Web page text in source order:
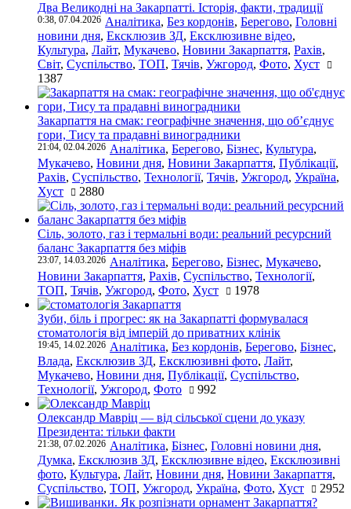
Два Великодні на Закарпатті. Історія, факти, традиції
0:38, 07.04.2026 Аналітика, Без кордонів, Берегово, Головні
новини дня, Ексклюзив ЗД, Ексклюзивне відео,
Культура, Лайт, Мукачево, Новини Закарпаття, Рахів,
Світ, Суспільство, ТОП, Тячів, Ужгород, Фото, Хуст
1387
Закарпаття на смак: географічне значення, що об’єднує
гори, Тису та прадавні виноградники
21:04, 02.04.2026 Аналітика, Берегово, Бізнес, Культура,
Мукачево, Новини дня, Новини Закарпаття, Публікації,
Рахів, Суспільство, Технології, Тячів, Ужгород, Україна,
Хуст
2880
Сіль, золото, газ і термальні води: реальний ресурсний
баланс Закарпаття без міфів
23:07, 14.03.2026 Аналітика, Берегово, Бізнес, Мукачево,
Новини Закарпаття, Рахів, Суспільство, Технології,
ТОП, Тячів, Ужгород, Фото, Хуст 1978
Зуби, біль і прогрес: як на Закарпатті формувалася
стоматологія від імперій до приватних клінік
19:45, 14.02.2026 Аналітика, Без кордонів, Берегово, Бізнес,
Влада, Ексклюзив ЗД, Ексклюзивні фото, Лайт,
Мукачево, Новини дня, Публікації, Суспільство,
Технології, Ужгород, Фото 992
Олександр Мавріц — від сільської сцени до указу
Президента: тільки факти
21:38, 07.02.2026 Аналітика, Бізнес, Головні новини дня,
Думка, Ексклюзив ЗД, Ексклюзивне відео, Ексклюзивні
фото, Культура, Лайт, Новини дня, Новини Закарпаття,
Суспільство, ТОП, Ужгород, Україна, Фото, Хуст 2952